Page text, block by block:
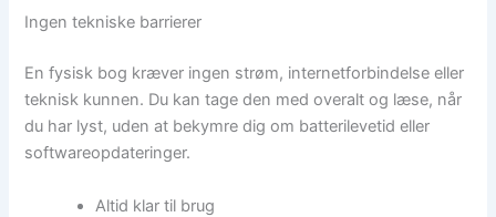
Ingen tekniske barrierer
En fysisk bog kræver ingen strøm, internetforbindelse eller
teknisk kunnen. Du kan tage den med overalt og læse, når
du har lyst, uden at bekymre dig om batterilevetid eller
softwareopdateringer.
Altid klar til brug